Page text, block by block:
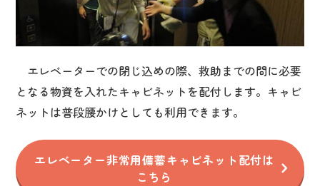
エレベーターでの閉じ込めの際、救助までの間に必要
となる物資を入れたキャビネットを配付します。キャビ
ネットは普段腰かけとしても利用できます。
エレベーター非常用備蓄キャビネット配付は
こちら